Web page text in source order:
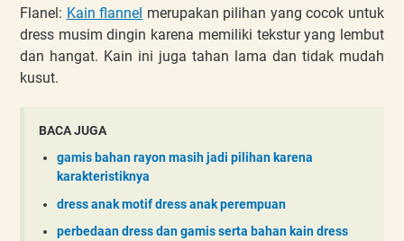
Flanel: Kain flannel merupakan pilihan yang cocok untuk
dress musim dingin karena memiliki tekstur yang lembut
dan hangat. Kain ini juga tahan lama dan tidak mudah
kusut.
BACA JUGA
gamis bahan rayon masih jadi pilihan karena
karakteristiknya
dress anak motif dress anak perempuan
perbedaan dress dan gamis serta bahan kain dress